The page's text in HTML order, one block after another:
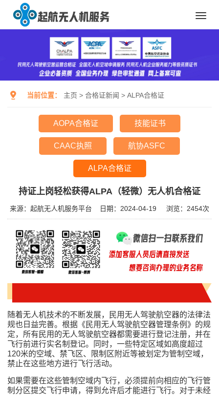
当前位置： 主页 > 合格证新闻 > ALPA合格证
AOPA合格证 技能证书
CAAC执照 航协ASFC
ALPA合格证
持证上岗轻松获得ALPA（轻微）无人机合格证
来源：起航无人机服务平台 日期：2024-04-19 浏览： 2454次
随着无人机技术的不断发展，民用无人驾驶航空器的法律法
规也日益完善。根据《民用无人驾驶航空器管理条例》的规
定，所有民用的无人驾驶航空器都需要进行登记注册，并在
飞行前进行实名制登记。同时，一些特定区域如高度超过
120米的空域、禁飞区、限制区附近等被划定为管制空域，
禁止在这些地方进行飞行活动。
如果需要在这些管制空域内飞行，必须提前向相应的飞行管
制分区提交飞行申请，得到允许后才能进行飞行。对于未经